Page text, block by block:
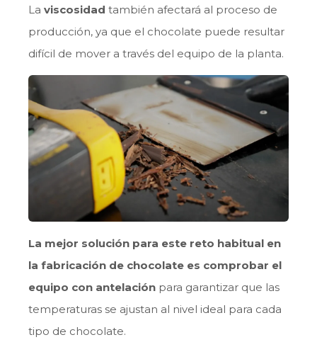
La viscosidad también afectará al proceso de
producción, ya que el chocolate puede resultar
difícil de mover a través del equipo de la planta.
La mejor solución para este reto habitual en
la fabricación de chocolate es comprobar el
equipo con antelación para garantizar que las
temperaturas se ajustan al nivel ideal para cada
tipo de chocolate.